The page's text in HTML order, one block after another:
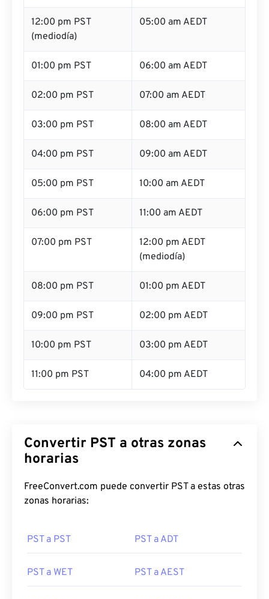
12:00 pm PST
(mediodía)
05:00 am AEDT
01:00 pm PST 06:00 am AEDT
02:00 pm PST 07:00 am AEDT
03:00 pm PST 08:00 am AEDT
04:00 pm PST 09:00 am AEDT
05:00 pm PST 10:00 am AEDT
06:00 pm PST 11:00 am AEDT
07:00 pm PST
12:00 pm AEDT
(mediodía)
08:00 pm PST 01:00 pm AEDT
09:00 pm PST 02:00 pm AEDT
10:00 pm PST 03:00 pm AEDT
11:00 pm PST 04:00 pm AEDT
Convertir PST a otras zonas
horarias
FreeConvert.com puede convertir PST a estas otras
zonas horarias:
PST a PST PST a ADT
PST a WET PST a AEST